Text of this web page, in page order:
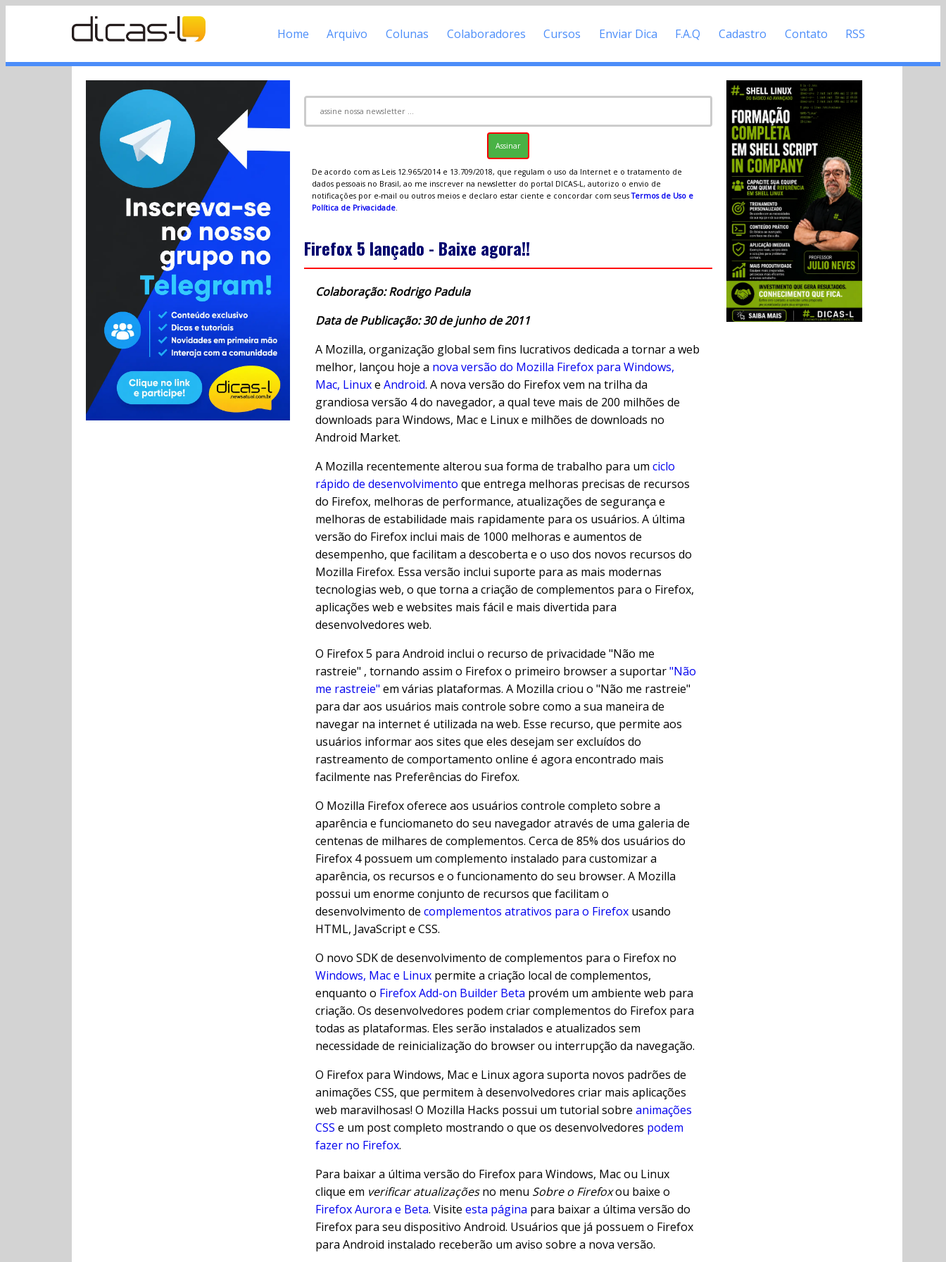
Home Arquivo Colunas Colaboradores Cursos Enviar Dica F.A.Q Cadastro Contato RSS
De acordo com as Leis 12.965/2014 e 13.709/2018, que regulam o uso da Internet e o tratamento de
dados pessoais no Brasil, ao me inscrever na newsletter do portal DICAS-L, autorizo o envio de
notificações por e-mail ou outros meios e declaro estar ciente e concordar com seusTermos de Uso e
Política de Privacidade.
Firefox 5 lançado - Baixe agora!!
Colaboração: Rodrigo Padula
Data de Publicação: 30 de junho de 2011
A Mozilla, organização global sem fins lucrativos dedicada a tornar a web
melhor, lançou hoje a nova versão do Mozilla Firefox para Windows,
Mac, Linuxe Android. A nova versão do Firefox vem na trilha da
grandiosa versão 4 do navegador, a qual teve mais de 200 milhões de
downloads para Windows, Mac e Linux e milhões de downloads no
Android Market.
A Mozilla recentemente alterou sua forma de trabalho para um ciclo
rápido de desenvolvimento que entrega melhoras precisas de recursos
do Firefox, melhoras de performance, atualizações de segurança e
melhoras de estabilidade mais rapidamente para os usuários. A última
versão do Firefox inclui mais de 1000 melhoras e aumentos de
desempenho, que facilitam a descoberta e o uso dos novos recursos do
Mozilla Firefox. Essa versão inclui suporte para as mais modernas
tecnologias web, o que torna a criação de complementos para o Firefox,
aplicações web e websites mais fácil e mais divertida para
desenvolvedores web.
O Firefox 5 para Android inclui o recurso de privacidade "Não me
rastreie" , tornando assim o Firefox o primeiro browser a suportar"Não
me rastreie" em várias plataformas. A Mozilla criou o "Não me rastreie"
para dar aos usuários mais controle sobre como a sua maneira de
navegar na internet é utilizada na web. Esse recurso, que permite aos
usuários informar aos sites que eles desejam ser excluídos do
rastreamento de comportamento online é agora encontrado mais
facilmente nas Preferências do Firefox.
O Mozilla Firefox oferece aos usuários controle completo sobre a
aparência e funciomaneto do seu navegador através de uma galeria de
centenas de milhares de complementos. Cerca de 85% dos usuários do
Firefox 4 possuem um complemento instalado para customizar a
aparência, os recursos e o funcionamento do seu browser. A Mozilla
possui um enorme conjunto de recursos que facilitam o
desenvolvimento de complementos atrativos para o Firefox usando
HTML, JavaScript e CSS.
O novo SDK de desenvolvimento de complementos para o Firefox no
Windows, Mac e Linux permite a criação local de complementos,
enquanto o Firefox Add-on Builder Beta provém um ambiente web para
criação. Os desenvolvedores podem criar complementos do Firefox para
todas as plataformas. Eles serão instalados e atualizados sem
necessidade de reinicialização do browser ou interrupção da navegação.
O Firefox para Windows, Mac e Linux agora suporta novos padrões de
animações CSS, que permitem à desenvolvedores criar mais aplicações
web maravilhosas! O Mozilla Hacks possui um tutorial sobre animações
CSS e um post completo mostrando o que os desenvolvedores podem
fazer no Firefox.
Para baixar a última versão do Firefox para Windows, Mac ou Linux
clique em verificar atualizaçõesno menu Sobre o Firefoxou baixe o
Firefox Aurora e Beta. Visite esta página para baixar a última versão do
Firefox para seu dispositivo Android. Usuários que já possuem o Firefox
para Android instalado receberão um aviso sobre a nova versão.